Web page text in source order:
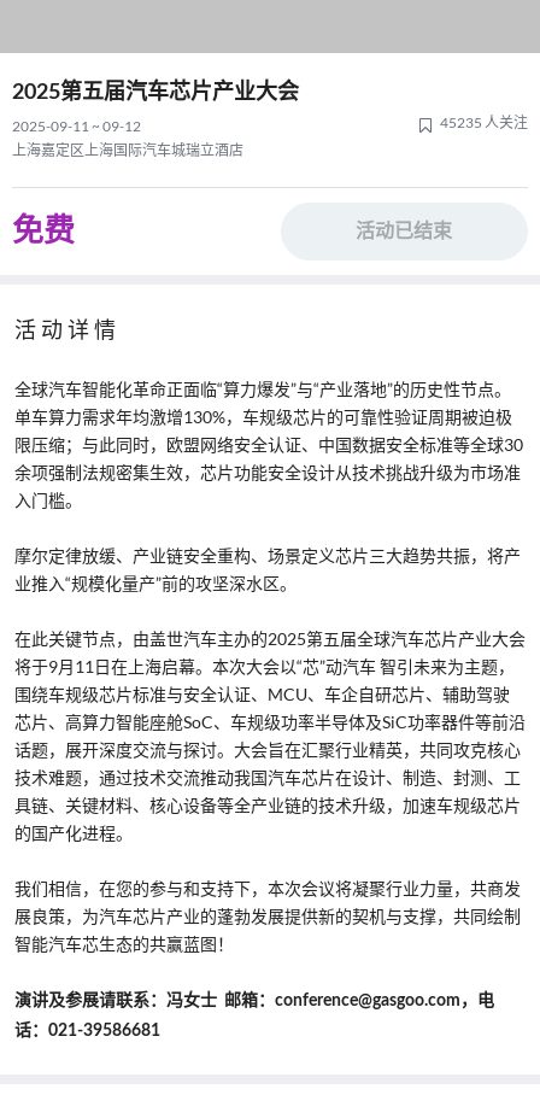
2025第五届汽车芯片产业大会
2025-09-11 ~ 09-12
上海嘉定区上海国际汽车城瑞立酒店
免费
45235 人关注
活动已结束
活动详情
全球汽车智能化革命正面临“算力爆发”与“产业落地”的历史性节点。
单车算力需求年均激增130%，车规级芯片的可靠性验证周期被迫极
限压缩；与此同时，欧盟网络安全认证、中国数据安全标准等全球30
余项强制法规密集生效，芯片功能安全设计从技术挑战升级为市场准
入门槛。
摩尔定律放缓、产业链安全重构、场景定义芯片三大趋势共振，将产
业推入“规模化量产”前的攻坚深水区。
在此关键节点，由盖世汽车主办的2025第五届全球汽车芯片产业大会
将于9月11日在上海启幕。本次大会以“芯”动汽车 智引未来为主题，
围绕车规级芯片标准与安全认证、MCU、车企自研芯片、辅助驾驶
芯片、高算力智能座舱SoC、车规级功率半导体及SiC功率器件等前沿
话题，展开深度交流与探讨。大会旨在汇聚行业精英，共同攻克核心
技术难题，通过技术交流推动我国汽车芯片在设计、制造、封测、工
具链、关键材料、核心设备等全产业链的技术升级，加速车规级芯片
的国产化进程。
我们相信，在您的参与和支持下，本次会议将凝聚行业力量，共商发
展良策，为汽车芯片产业的蓬勃发展提供新的契机与支撑，共同绘制
智能汽车芯生态的共赢蓝图！
演讲及参展请联系：冯女士 邮箱：conference@gasgoo.com，电
话：021-39586681